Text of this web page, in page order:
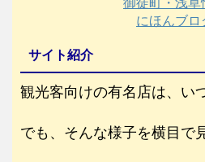
にほんブロ
サイト紹介
観光客向けの有名店は、い
でも、そんな様子を横目で